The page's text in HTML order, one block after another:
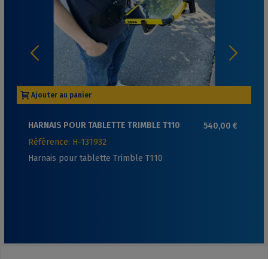
Ajouter au panier
HARNAIS POUR TABLETTE TRIMBLE T110 540,00 €
Référence: H-131932
Harnais pour tablette Trimble T110